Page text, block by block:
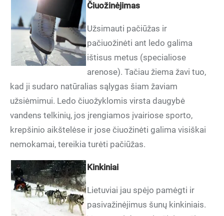
Čiuožinėjimas
Užsimauti pačiūžas ir
pačiuožinėti ant ledo galima
ištisus metus (specialiose
arenose). Tačiau žiema žavi tuo,
kad ji sudaro natūralias sąlygas šiam žaviam
užsiėmimui. Ledo čiuožyklomis virsta daugybė
vandens telkinių, jos įrengiamos įvairiose sporto,
krepšinio aikštelėse ir jose čiuožinėti galima visiškai
nemokamai, tereikia turėti pačiūžas.
Kinkiniai
Lietuviai jau spėjo pamėgti ir
pasivažinėjimus šunų kinkiniais.